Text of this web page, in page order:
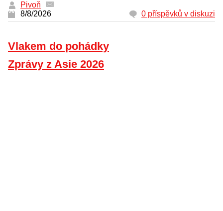
Pivoň
8/8/2026
0 příspěvků v diskuzi
Vlakem do pohádky
Zprávy z Asie 2026